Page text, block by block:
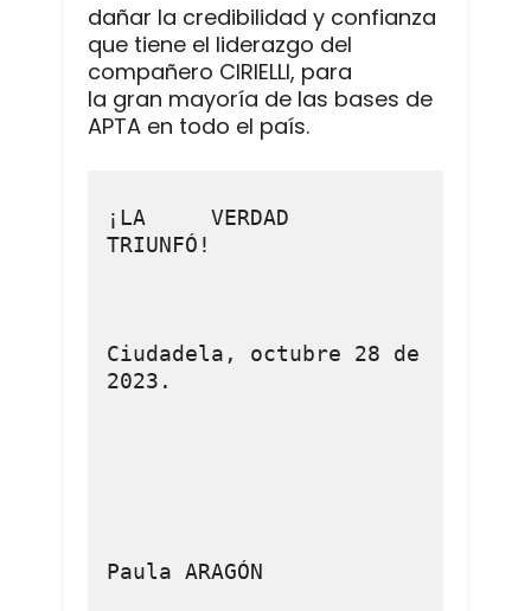
dañar la credibilidad y confianza
que tiene el liderazgo del
compañero CIRIELLI, para
la gran mayoría de las bases de
APTA en todo el país.
¡LA     VERDAD
TRIUNFÓ!
Ciudadela, octubre 28 de
2023.
Paula ARAGÓN